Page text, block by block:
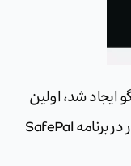
ایجاد شد، اولین
گام را به‌منظور راه‌اندازی کیف پول نرم‌افزار در برنامه SafePal